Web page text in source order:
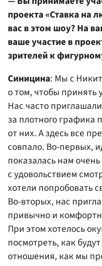
проекта «Ставка на
вас в этом шоу? На
ваше участие в
зрителей к
Синицина: Мы с
о том, чтобы принять
Нас часто
за плотного графика
от них. А здесь все
совпало. Во-первых,
показалась нам
с удовольствием
хотели попробовать
Во-вторых, нас
привычно и
При этом хотелось
посмотреть, как
отношения, как мы